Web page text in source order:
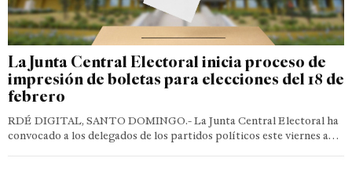
La Junta Central Electoral inicia proceso de
impresión de boletas para elecciones del 18 de
febrero
RDÉ DIGITAL, SANTO DOMINGO.- La Junta Central Electoral ha
convocado a los delegados de los partidos políticos este viernes a…